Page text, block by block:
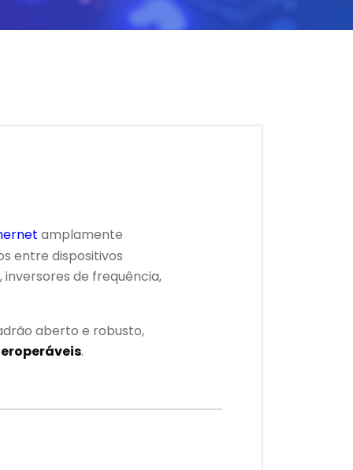
amplamente
entre dispositivos
inversores de frequência,
aberto e robusto,
.